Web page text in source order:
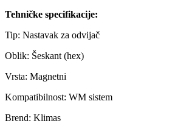
Tehničke specifikacije:
Tip: Nastavak za odvijač
Oblik: Šeskant (hex)
Vrsta: Magnetni
Kompatibilnost: WM sistem
Brend: Klimas